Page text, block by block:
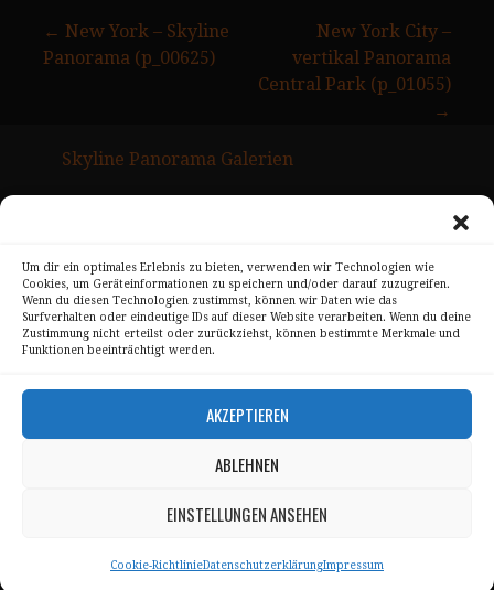
Um dir ein optimales Erlebnis zu bieten, verwenden wir Technologien wie
Cookies, um Geräteinformationen zu speichern und/oder darauf zuzugreifen.
Wenn du diesen Technologien zustimmst, können wir Daten wie das
Surfverhalten oder eindeutige IDs auf dieser Website verarbeiten. Wenn du deine
Zustimmung nicht erteilst oder zurückziehst, können bestimmte Merkmale und
Funktionen beeinträchtigt werden.
AKZEPTIEREN
ABLEHNEN
EINSTELLUNGEN ANSEHEN
Cookie-RichtlinieDatenschutzerklärungImpressum
Beitragsnavigation
← New York – Skyline
Panorama (p_00625)
New York City –
vertikal Panorama
Central Park (p_01055)
→
Skyline Panorama Galerien
Kontakt
Alle Bilder unterliegen dem Urheberrecht von
Sebastian Trandafir
All pictures © 2008 – 2026 by